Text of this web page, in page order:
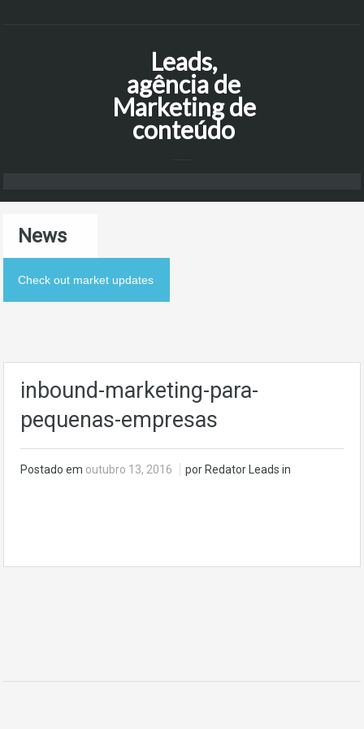
Leads,
agência de
Marketing de
conteúdo
News
Check out market updates
inbound-marketing-para-
pequenas-empresas
Postado em outubro 13, 2016 por Redator Leads in